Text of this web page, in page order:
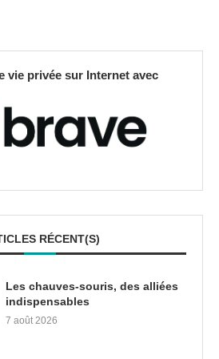
vie privée sur Internet avec
RÉCENT(S)
Les chauves-souris, des alliées
indispensables
7 août 2026